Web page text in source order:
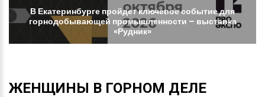
В Екатеринбурге пройдетключевоесобытиедля
горнодобывающей промышленности – выставка
«Рудник»
ЖЕНЩИНЫ В ГОРНОМ ДЕЛЕ